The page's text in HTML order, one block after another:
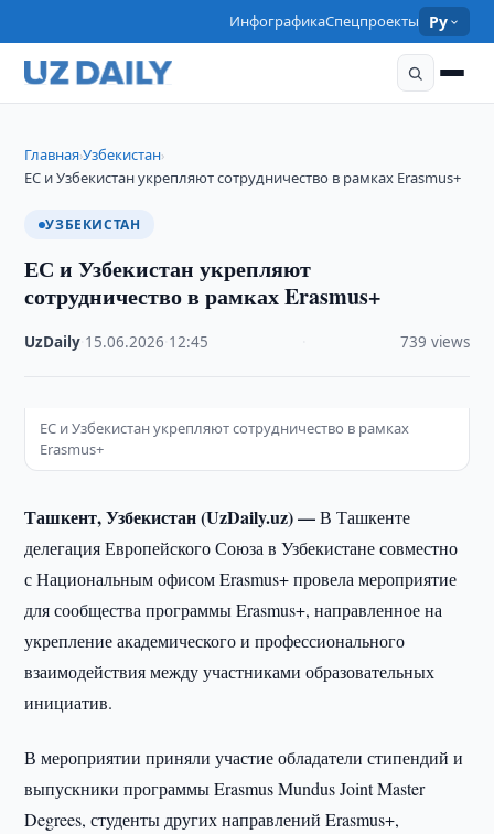
ИнфографикаСпецпроекты Ру
Главная›Узбекистан›
ЕС и Узбекистан укрепляют сотрудничество в рамках Erasmus+
УЗБЕКИСТАН
ЕС и Узбекистан укрепляют
сотрудничество в рамках Erasmus+
UzDaily 15.06.2026 12:45 739 views
ЕС и Узбекистан укрепляют сотрудничество в рамках
Erasmus+
Ташкент, Узбекистан (UzDaily.uz) —В Ташкенте
делегация Европейского Союза в Узбекистане совместно
с Национальным офисом Erasmus+ провела мероприятие
для сообщества программы Erasmus+, направленное на
укрепление академического и профессионального
взаимодействия между участниками образовательных
инициатив.
В мероприятии приняли участие обладатели стипендий и
выпускники программы Erasmus Mundus Joint Master
Degrees, студенты других направлений Erasmus+,